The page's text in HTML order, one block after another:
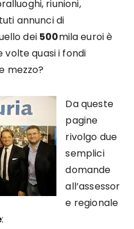
riunioni,
annunci di
dei 500mila euroi è
quasi i fondi
mezzo?
Da queste
pagine
rivolgo due
semplici
domande
all’assessor
e regionale
: